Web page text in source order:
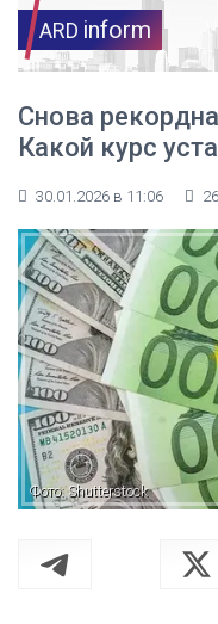
ARD inform
Снова
Какой курс
30.01.2026 в 11:06
Фото: Shutterstock